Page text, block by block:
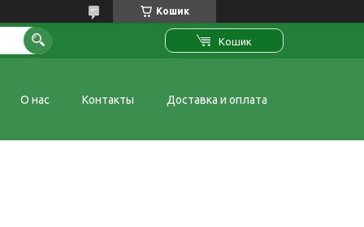
Кошик
Кошик
О нас Контакты Доставка и оплата